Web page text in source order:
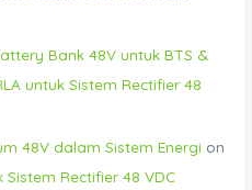
Bank 48V untuk BTS &
untuk Sistem Rectifier 48
48V dalam Sistem Energi on
Sistem Rectifier 48 VDC